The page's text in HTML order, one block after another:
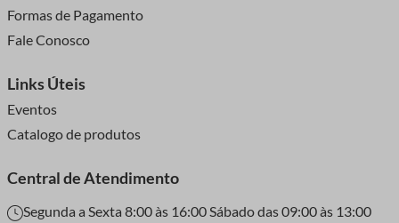
Formas de Pagamento
Fale Conosco
Links Úteis
Eventos
Catalogo de produtos
Central de Atendimento
Segunda a Sexta 8:00 às 16:00 Sábado das 09:00 às 13:00